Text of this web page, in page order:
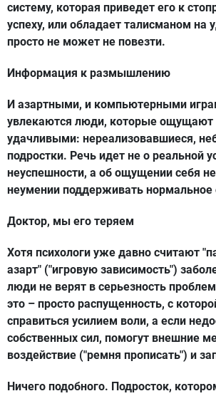
систему, которая приведет его к
успеху, или обладает талисманом на
просто не может не повезти.
Информация к размышлению
И азартными, и компьютерными
увлекаются люди, которые ощущают
удачливыми: нереализовавшиеся,
подростки. Речь идет не о реальной
неуспешности, а об ощущении себя
неумении поддерживать
Доктор, мы его теряем
Хотя психологи уже давно считают
азарт" ("игровую зависимость")
люди не верят в серьезность
это – просто распущенность, с
справиться усилием воли, а если
собственных сил, помогут внешние
воздействие ("ремня прописать") и
Ничего подобного. Подросток,